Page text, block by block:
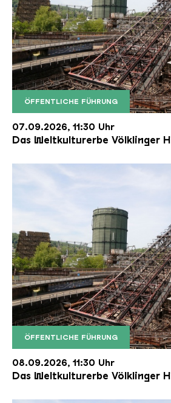
ÖFFENTLICHE FÜHRUNG
Der Erzschrägaufzug der
Copyright: Weltkulturerbe
07.09.2026, 11:30 Uhr
Das Weltkulturerbe Völklinger
ÖFFENTLICHE FÜHRUNG
Der Erzschrägaufzug der
Copyright: Weltkulturerbe
08.09.2026, 11:30 Uhr
Das Weltkulturerbe Völklinger